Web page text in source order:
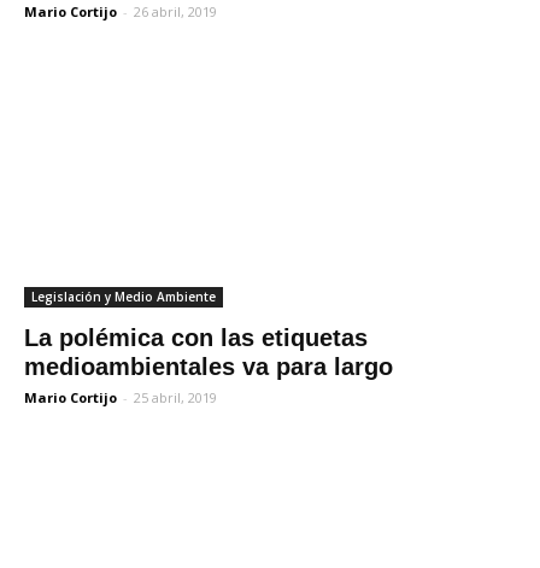
Mario Cortijo - 26 abril, 2019
Legislación y Medio Ambiente
La polémica con las etiquetas
medioambientales va para largo
Mario Cortijo - 25 abril, 2019